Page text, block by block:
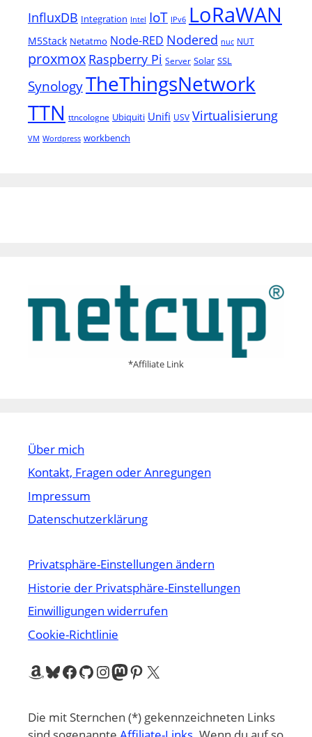
InfluxDB Integration Intel IoT IPv6 LoRaWAN
M5Stack Netatmo Node-RED Nodered nuc NUT
proxmox Raspberry Pi Server Solar SSL
SynologyTheThingsNetwork
TTN ttncologne Ubiquiti Unifi USV Virtualisierung
VM Wordpress workbench
*Affiliate Link
Über mich
Kontakt, Fragen oder Anregungen
Impressum
Datenschutzerklärung
Privatsphäre-Einstellungen ändern
Historie der Privatsphäre-Einstellungen
Einwilligungen widerrufen
Cookie-Richtlinie
Amazon
Bluesky
Facebook
GitHub
Instagram
Mastodon
Pinterest
X
Die mit Sternchen (*) gekennzeichneten Links